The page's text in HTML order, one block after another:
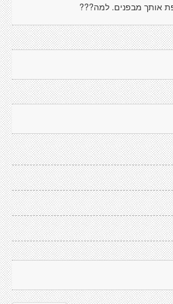
אותך מבפנים. למה???